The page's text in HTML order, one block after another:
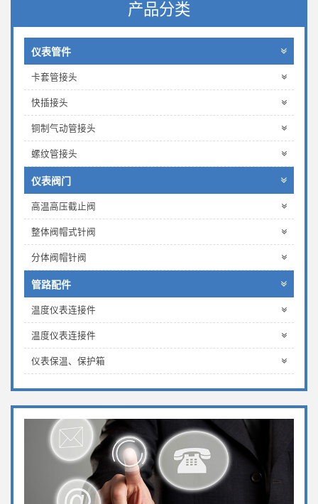
产品分类
仪表管件
卡套管接头
快插接头
铜制气动管接头
螺纹管接头
仪表阀门
高温高压截止阀
整体阀帽式针阀
分体阀帽针阀
管路配件
温度仪表连接件
温度仪表连接件
仪表保温、保护箱